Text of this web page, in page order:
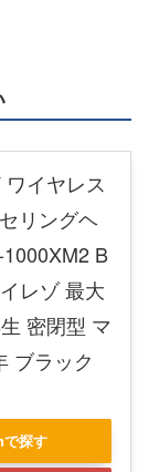
イヤレス
リングヘ
B
レゾ 最大
密閉型 マ
ブラック
探す